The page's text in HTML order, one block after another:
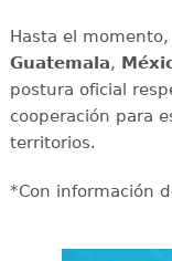
Hasta el
Guatemala,
postura oficial
cooperación para
territorios.
*Con información